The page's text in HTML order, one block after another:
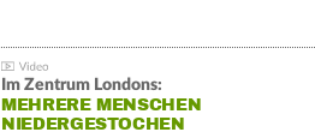
Im Zentrum Londons:
MEHRERE MENSCHEN
NIEDERGESTOCHEN